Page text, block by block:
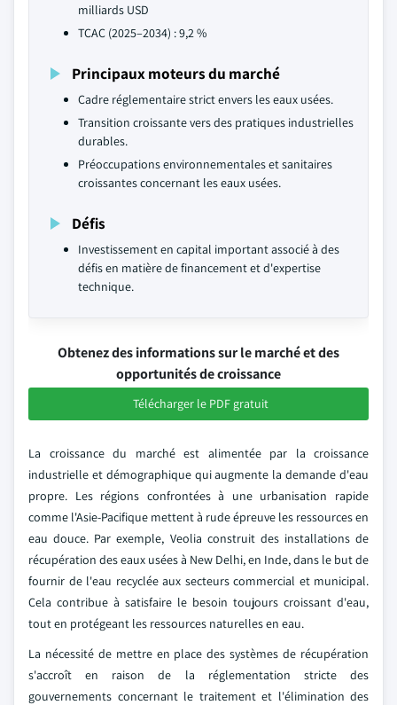
milliards USD
TCAC (2025–2034) : 9,2 %
Principaux moteurs du marché
Cadre réglementaire strict envers les eaux usées.
Transition croissante vers des pratiques industrielles
durables.
Préoccupations environnementales et sanitaires
croissantes concernant les eaux usées.
Défis
Investissement en capital important associé à des
défis en matière de financement et d'expertise
technique.
Obtenez des informations sur le marché et des
opportunités de croissance
Télécharger le PDF gratuit
La croissance du marché est alimentée par la croissance
industrielle et démographique qui augmente la demande d'eau
propre. Les régions confrontées à une urbanisation rapide
comme l'Asie-Pacifique mettent à rude épreuve les ressources en
eau douce. Par exemple, Veolia construit des installations de
récupération des eaux usées à New Delhi, en Inde, dans le but de
fournir de l'eau recyclée aux secteurs commercial et municipal.
Cela contribue à satisfaire le besoin toujours croissant d'eau,
tout en protégeant les ressources naturelles en eau.
La nécessité de mettre en place des systèmes de récupération
s'accroît en raison de la réglementation stricte des
gouvernements concernant le traitement et l'élimination des